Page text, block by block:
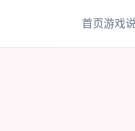
首页游戏